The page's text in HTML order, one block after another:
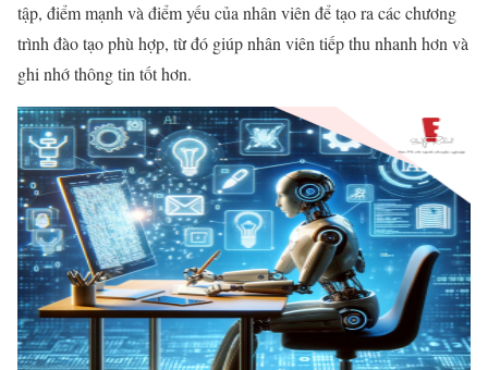
tập, điểm mạnh và điểm yếu của nhân viên để tạo ra các chương
trình đào tạo phù hợp, từ đó giúp nhân viên tiếp thu nhanh hơn và
ghi nhớ thông tin tốt hơn.